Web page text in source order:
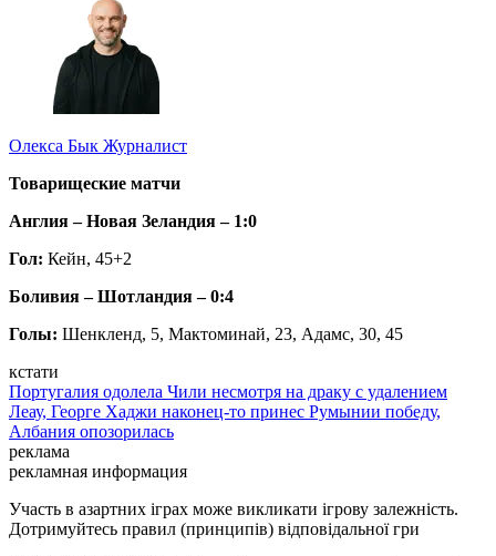
Олекса Бык Журналист
Товарищеские матчи
Англия – Новая Зеландия – 1:0
Гол: Кейн, 45+2
Боливия – Шотландия – 0:4
Голы: Шенкленд, 5, Мактоминай, 23, Адамс, 30, 45
кстати
Португалия одолела Чили несмотря на драку с удалением
Леау, Георге Хаджи наконец-то принес Румынии победу,
Албания опозорилась
реклама
рекламная информация
Участь в азартних іграх може викликати ігрову залежність.
Дотримуйтесь правил (принципів) відповідальної гри